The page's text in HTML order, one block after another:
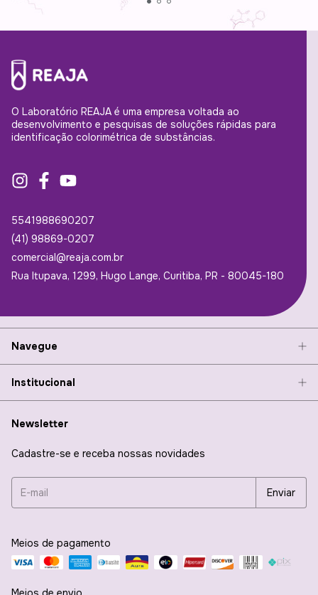
O Laboratório REAJA é uma empresa voltada ao
desenvolvimento e pesquisas de soluções rápidas para
identificação colorimétrica de substâncias.
5541988690207
(41) 98869-0207
comercial@reaja.com.br
Rua Itupava, 1299, Hugo Lange, Curitiba, PR - 80045-180
Navegue
Institucional
Newsletter
Cadastre-se e receba nossas novidades
Meios de pagamento